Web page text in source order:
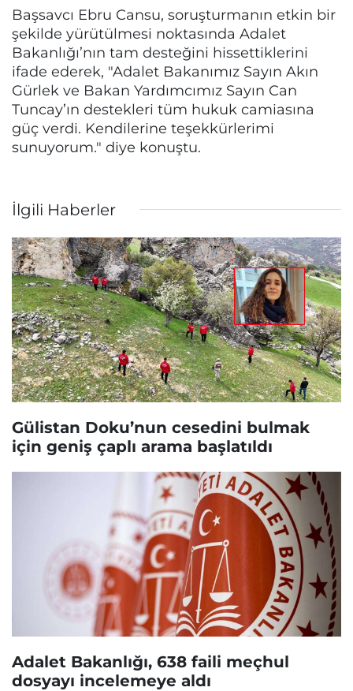
Başsavcı Ebru Cansu, soruşturmanın etkin bir
şekilde yürütülmesi noktasında Adalet
Bakanlığı’nın tam desteğini hissettiklerini
ifade ederek, "Adalet Bakanımız Sayın Akın
Gürlek ve Bakan Yardımcımız Sayın Can
Tuncay’ın destekleri tüm hukuk camiasına
güç verdi. Kendilerine teşekkürlerimi
sunuyorum." diye konuştu.
İlgili Haberler
Gülistan Doku’nun cesedini bulmak
için geniş çaplı arama başlatıldı
Adalet Bakanlığı, 638 faili meçhul
dosyayı incelemeye aldı